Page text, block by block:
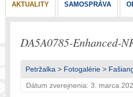
AKTUALITY SAMOSPRÁVA
DA5A0785-Enhanced-
Petržalka > Fotogalérie >
Dátum zverejnenia: 3. marca